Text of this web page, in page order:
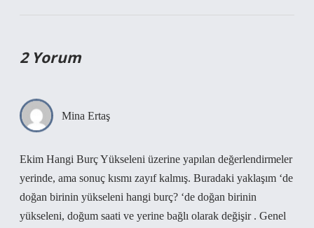
2 Yorum
Mina Ertaş
Ekim Hangi Burç Yükseleni üzerine yapılan değerlendirmeler
yerinde, ama sonuç kısmı zayıf kalmış. Buradaki yaklaşım ‘de
doğan birinin yükseleni hangi burç? ‘de doğan birinin
yükseleni, doğum saati ve yerine bağlı olarak değişir . Genel